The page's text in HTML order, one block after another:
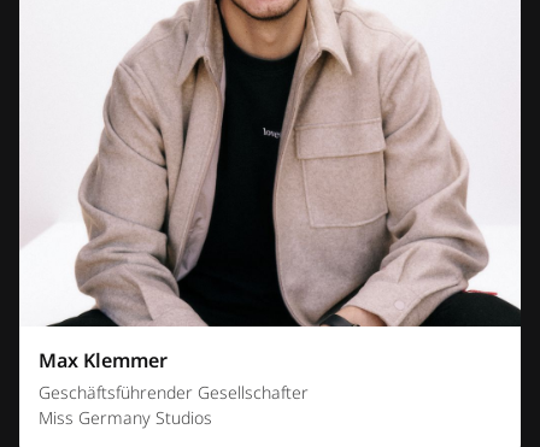
Max Klemmer
Geschäftsführender Gesellschafter
Miss Germany Studios